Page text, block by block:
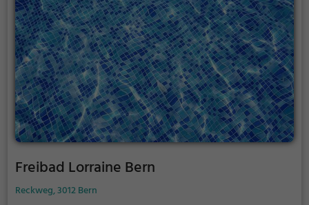
Freibad Lorraine Bern
Reckweg, 3012 Bern